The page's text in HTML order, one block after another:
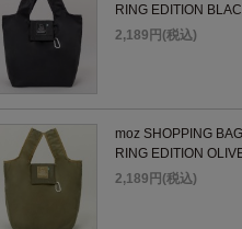
RING EDITION
2,189円(税込)
moz SHOPPING
RING EDITION
2,189円(税込)